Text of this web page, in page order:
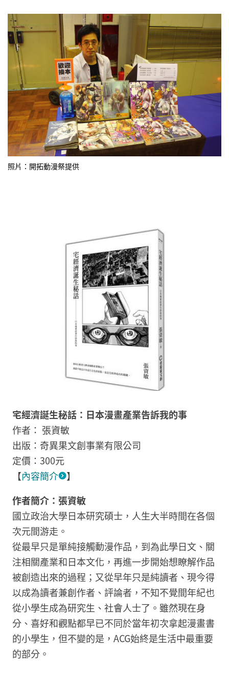
照片：開拓動漫祭提供
宅經濟誕生秘話：日本漫畫產業告訴我的事
作者： 張資敏
出版：奇異果文創事業有限公司
定價：300元
【內容簡介
】
作者簡介：張資敏
國立政治大學日本研究碩士，人生大半時間在各個
次元間游走。
從最早只是單純接觸動漫作品，到為此學日文、關
注相關產業和日本文化，再進一步開始想瞭解作品
被創造出來的過程；又從早年只是純讀者、現今得
以成為讀者兼創作者、評論者，不知不覺間年紀也
從小學生成為研究生、社會人士了。雖然現在身
分、喜好和觀點都早已不同於當年初次拿起漫畫書
的小學生，但不變的是，ACG始終是生活中最重要
的部分。